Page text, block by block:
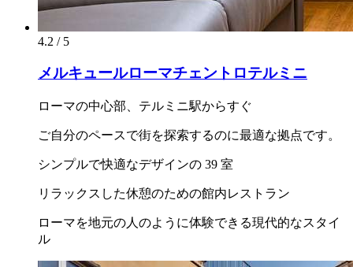
4.2 / 5
メルキュールローマチェントロテルミニ
ローマの中心部、テルミニ駅からすぐ
ご自分のペースで街を探索するのに最適な拠点です。
シンプルで快適なデザインの 39 室
リラックスした休憩のための館内レストラン
ローマを地元の人のように体験できる現代的なスタイ
ル